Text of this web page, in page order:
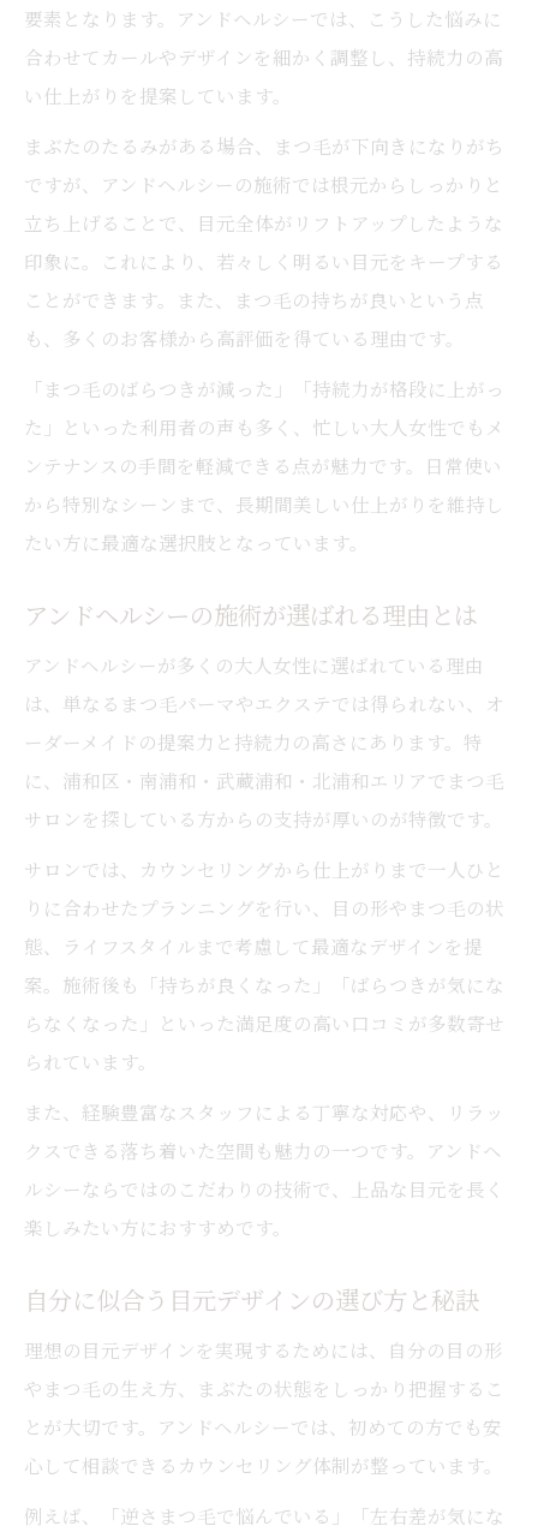
解
持続力を追求した自然な目元の作り方を紹
介
切らない眼瞼下垂治療と施術の両立ポイン
ト
まぶたのたるみ手術費用を踏まえた選択肢
要素となります。アンドヘルシーでは、こうした悩みに
合わせてカールやデザインを細かく調整し、持続力の高
い仕上がりを提案しています。
まぶたのたるみがある場合、まつ毛が下向きになりがち
ですが、アンドヘルシーの施術では根元からしっかりと
立ち上げることで、目元全体がリフトアップしたような
印象に。これにより、若々しく明るい目元をキープする
ことができます。また、まつ毛の持ちが良いという点
も、多くのお客様から高評価を得ている理由です。
「まつ毛のばらつきが減った」「持続力が格段に上がっ
た」といった利用者の声も多く、忙しい大人女性でもメ
ンテナンスの手間を軽減できる点が魅力です。日常使い
から特別なシーンまで、長期間美しい仕上がりを維持し
たい方に最適な選択肢となっています。
アンドヘルシーの施術が選ばれる理由とは
アンドヘルシーが多くの大人女性に選ばれている理由
は、単なるまつ毛パーマやエクステでは得られない、オ
ーダーメイドの提案力と持続力の高さにあります。特
に、浦和区・南浦和・武蔵浦和・北浦和エリアでまつ毛
サロンを探している方からの支持が厚いのが特徴です。
サロンでは、カウンセリングから仕上がりまで一人ひと
りに合わせたプランニングを行い、目の形やまつ毛の状
態、ライフスタイルまで考慮して最適なデザインを提
案。施術後も「持ちが良くなった」「ばらつきが気にな
らなくなった」といった満足度の高い口コミが多数寄せ
られています。
また、経験豊富なスタッフによる丁寧な対応や、リラッ
クスできる落ち着いた空間も魅力の一つです。アンドヘ
ルシーならではのこだわりの技術で、上品な目元を長く
楽しみたい方におすすめです。
自分に似合う目元デザインの選び方と秘訣
理想の目元デザインを実現するためには、自分の目の形
やまつ毛の生え方、まぶたの状態をしっかり把握するこ
とが大切です。アンドヘルシーでは、初めての方でも安
心して相談できるカウンセリング体制が整っています。
例えば、「逆さまつ毛で悩んでいる」「左右差が気にな